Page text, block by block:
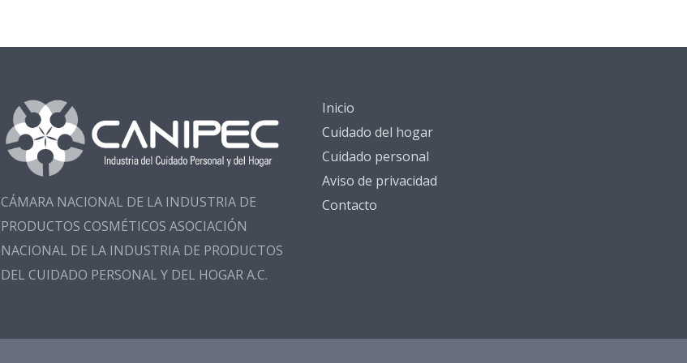
CÁMARA NACIONAL DE LA INDUSTRIA DE
PRODUCTOS COSMÉTICOS ASOCIACIÓN
NACIONAL DE LA INDUSTRIA DE PRODUCTOS
DEL CUIDADO PERSONAL Y DEL HOGAR A.C.
Inicio
Cuidado del hogar
Cuidado personal
Aviso de privacidad
Contacto